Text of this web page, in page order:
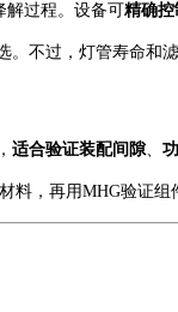
解过程。设备可精确
不过，灯管寿命和
， 适合验证装配间隙、
料，再用MHG验证组